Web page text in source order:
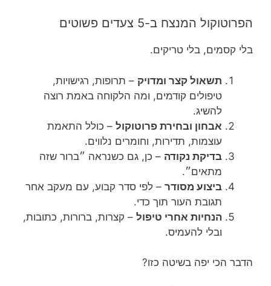
הפרוטוקול המנצח ב-5 צעדים פשוטים
בלי קסמים, בלי טריקים.
תשאול קצר ומדויק – תרופות, רגישויות,
טיפולים קודמים, ומה הלקוחה באמת רוצה
להשיג.
אבחון ובחירת פרוטוקול – כולל התאמת
עוצמות, תדירות, וחומרים נלווים.
בדיקת נקודה – כן, גם כשנראה ״ברור שזה
מתאים״.
ביצוע מסודר – לפי סדר קבוע, עם מעקב אחר
תגובת העור תוך כדי.
הנחיות אחרי טיפול – קצרות, ברורות, כתובות,
ובלי להעמיס.
הדבר הכי יפה בשיטה כזו?